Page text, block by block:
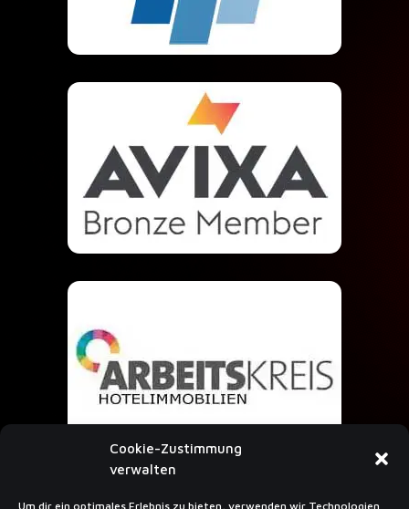
Cookie-Zustimmung
verwalten
Um dir ein optimales Erlebnis zu bieten, verwenden wir Technologien